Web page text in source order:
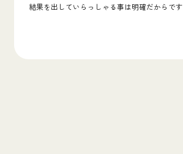
結果を出していらっしゃる事は明確だからです